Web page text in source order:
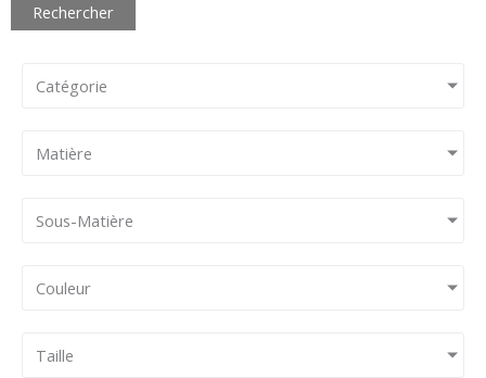
Rechercher
Catégorie
Matière
Sous-Matière
Couleur
Taille